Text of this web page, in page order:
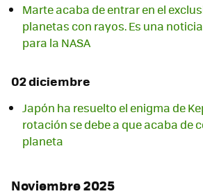
Marte acaba de entrar en el
planetas con rayos. Es una
para la NASA
02 diciembre
Japón ha resuelto el enigma de
rotación se debe a que acaba de
planeta
Noviembre 2025